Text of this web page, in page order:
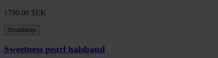
1790.00 SEK
Snabbköp
Sweetness pearl halsband